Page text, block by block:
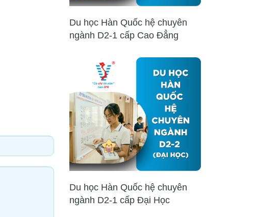
Du học Hàn Quốc hệ chuyên
ngành D2-1 cấp Cao Đẳng
Du học Hàn Quốc hệ chuyên
ngành D2-1 cấp Đại Học